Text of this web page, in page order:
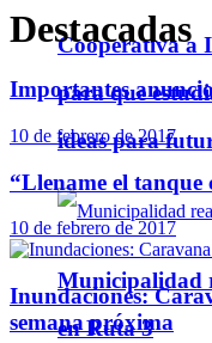
Cooperativa a
para que
ideas para
Municipalidad
en Ruta 3
Destacadas
Importantes
10 de febrero de 2017
“Llename el tanque
10 de febrero de 2017
Inundaciones:
semana próxima